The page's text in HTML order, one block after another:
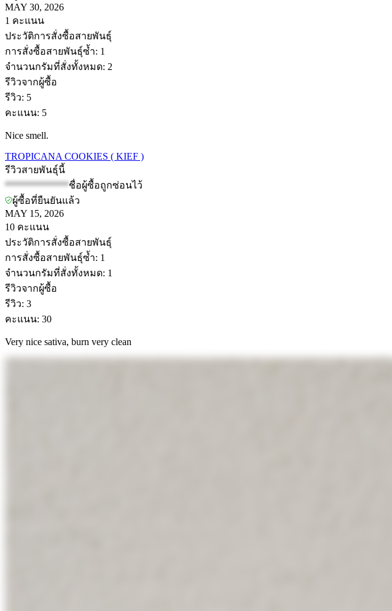
MAY 30, 2026
1 คะแนน
ประวัติการสั่งซื้อสายพันธุ์
การสั่งซื้อสายพันธุ์ซ้ำ: 1
จำนวนกรัมที่สั่งทั้งหมด: 2
รีวิวจากผู้ซื้อ
รีวิว: 5
คะแนน: 5
Nice smell.
TROPICANA COOKIES ( KIEF )
รีวิวสายพันธุ์นี้
*************ชื่อผู้ซื้อถูกซ่อนไว้
ผู้ซื้อที่ยืนยันแล้ว
MAY 15, 2026
10 คะแนน
ประวัติการสั่งซื้อสายพันธุ์
การสั่งซื้อสายพันธุ์ซ้ำ: 1
จำนวนกรัมที่สั่งทั้งหมด: 1
รีวิวจากผู้ซื้อ
รีวิว: 3
คะแนน: 30
Very nice sativa, burn very clean